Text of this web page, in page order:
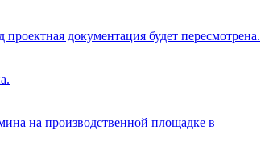
документация будет пересмотрена.
на производственной площадке в